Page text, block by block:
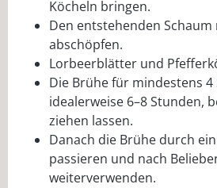
Köcheln bringen.
Den entstehenden
abschöpfen.
Lorbeerblätter und
Die Brühe für mindestens 4
idealerweise 6–8 Stunden,
ziehen lassen.
Danach die Brühe durch
passieren und nach
weiterverwenden.